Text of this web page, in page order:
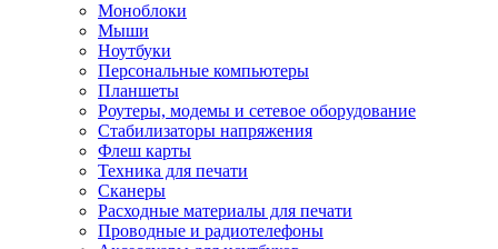
Моноблоки
Мыши
Ноутбуки
Персональные компьютеры
Планшеты
Роутеры, модемы и сетевое оборудование
Стабилизаторы напряжения
Флеш карты
Техника для печати
Сканеры
Расходные материалы для печати
Проводные и радиотелефоны